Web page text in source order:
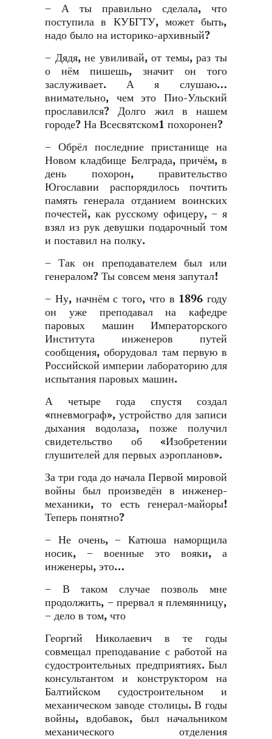
− А ты правильно сделала, что
поступила в КУБГТУ, может быть,
надо было на историко-архивный?
− Дядя, не увиливай, от темы, раз ты
о нём пишешь, значит он того
заслуживает. А я слушаю…
внимательно, чем это Пио-Ульский
прославился? Долго жил в нашем
городе? На Всесвятском1 похоронен?
− Обрёл последние пристанище на
Новом кладбище Белграда, причём, в
день похорон, правительство
Югославии распорядилось почтить
память генерала отданием воинских
почестей, как русскому офицеру, − я
взял из рук девушки подарочный том
и поставил на полку.
− Так он преподавателем был или
генералом? Ты совсем меня запутал!
− Ну, начнём с того, что в 1896 году
он уже преподавал на кафедре
паровых машин Императорского
Института инженеров путей
сообщения, оборудовал там первую в
Российской империи лабораторию для
испытания паровых машин.
А четыре года спустя создал
«пневмограф», устройство для записи
дыхания водолаза, позже получил
свидетельство об «Изобретении
глушителей для первых аэропланов».
За три года до начала Первой мировой
войны был произведён в инженер-
механики, то есть генерал-майоры!
Теперь понятно?
− Не очень, − Катюша наморщила
носик, − военные это вояки, а
инженеры, это…
− В таком случае позволь мне
продолжить, − прервал я племянницу,
− дело в том, что
Георгий Николаевич в те годы
совмещал преподавание с работой на
судостроительных предприятиях. Был
консультантом и конструктором на
Балтийском судостроительном и
механическом заводе столицы. В годы
войны, вдобавок, был начальником
механического отделения